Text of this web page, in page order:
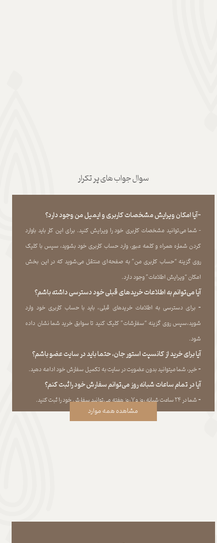
سوال جواب های پر تکرار
-آیا امکان ویرایش مشخصات کاربری و ایمیل من وجود دارد؟
- شما می‏‌توانید مشخصات کاربری خود را ویرایش کنید. برای این کار باید باوارد
کردن شماره همراه و کلمه عبور، وارد حساب کاربری خود بشوید، سپس با کلیک
روی گزینه “حساب کاربری من” به صفحه‏‌ای منتقل می‏‌شوید که در این بخش
امکان “ویرایش اطلاعات” وجود دارد.​​​​​​​
آیا می‌‏توانم به اطلاعات خریدهای قبلی خود دسترسی داشته باشم؟
​​​​​​​- برای دسترسی به اطلاعات خریدهای قبلی، باید با حساب کاربری خود وارد
شوید،سپس روی گزینه “سفارشات” کلیک کنید تا سوابق خرید شما نشان داده
‏شود.​​​​​​​
آیا برای خرید از کانسپت استور جان، حتما باید در سایت عضو باشم؟
​​​​​​​- خیر، شما میتوانید بدون عضویت در سایت به تکمیل سفارش خود ادامه دهید.​​​​​​​
آیا در تمام ساعات شبانه روز می‌توانم سفارش خود را ثبت کنم؟
​​​​​​​​​​​​​​- شما در ۲۴ ساعت شبانه روز و ۷ روز هفته می‌‏توانید سفارش خود را ثبت کنید.
مشاهده همه موارد